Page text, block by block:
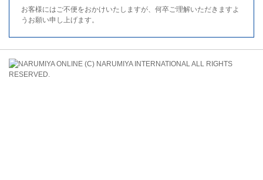
お客様にはご不便をおかけいたしますが、何卒ご理解いただきますよ
うお願い申し上げます。